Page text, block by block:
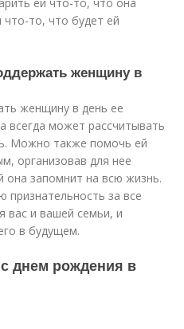
что-то, что будет ей
женщину в
женщину в день ее
всегда может рассчитывать
Можно также помочь ей
организовав для нее
она запомнит на всю жизнь.
за все
вас и вашей семьи, и
в будущем.
днем рождения в